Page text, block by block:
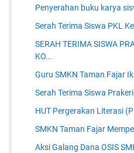
Penyerahan buku karya
Serah Terima Siswa PKL
SERAH TERIMA SISWA
KO...
Guru SMKN Taman Fajar
Serah Terima Siswa
HUT Pergerakan Literasi
SMKN Taman Fajar
Aksi Galang Dana OSIS